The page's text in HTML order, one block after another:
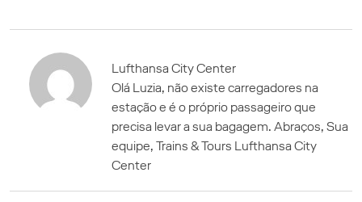
Lufthansa City Center
Olá Luzia, não existe carregadores na
estação e é o próprio passageiro que
precisa levar a sua bagagem. Abraços, Sua
equipe, Trains & Tours Lufthansa City
Center